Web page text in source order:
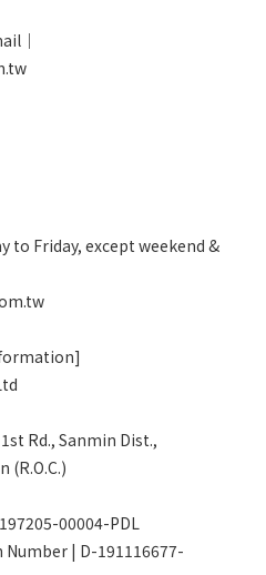
｜
to Friday, except weekend &
Rd., Sanmin Dist.,
(R.O.C.)
00004-PDL
| D-191116677-